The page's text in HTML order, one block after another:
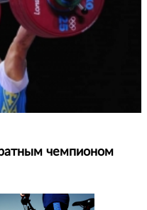
чемпионом